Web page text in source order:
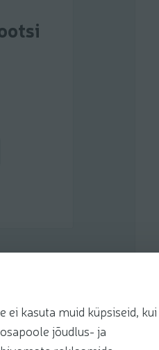
kasuta muid küpsiseid, kui
jõudlus- ja